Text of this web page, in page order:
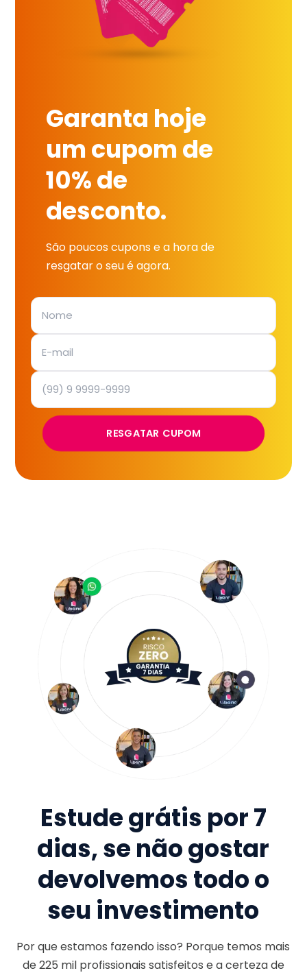
Garanta hoje
um cupom de
10% de
desconto.
São poucos cupons e a hora de
resgatar o seu é agora.
RESGATAR CUPOM
Estude grátis por 7
dias, se não gostar
devolvemos todo o
seu investimento
Por que estamos fazendo isso? Porque temos mais
de225 milprofissionais satisfeitos e a certeza de